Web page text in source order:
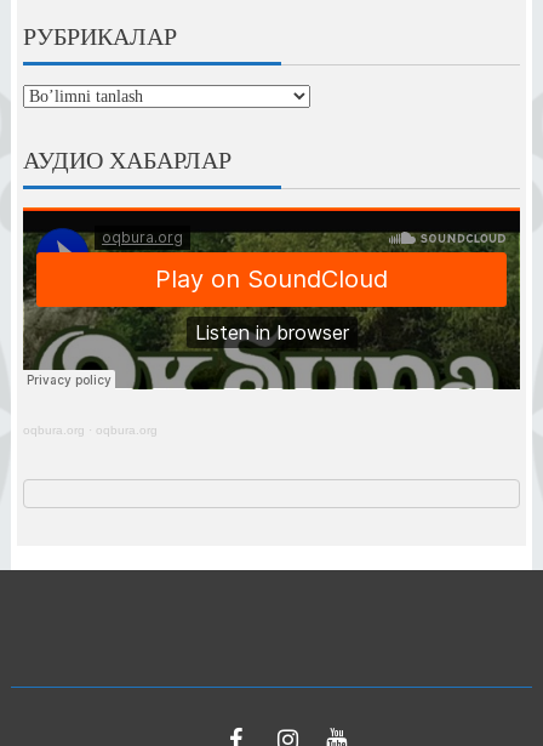
РУБРИКАЛАР
рубрикалар
АУДИО ХАБАРЛАР
oqbura.org · oqbura.org